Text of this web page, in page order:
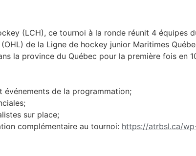
(LCH), ce tournoi à la ronde réunit 4 équipes
de la Ligne de hockey junior Maritimes
la province du Québec pour la première fois en
événements de la programmation;
sur place;
complémentaire au tournoi: https://atrbsl.ca/